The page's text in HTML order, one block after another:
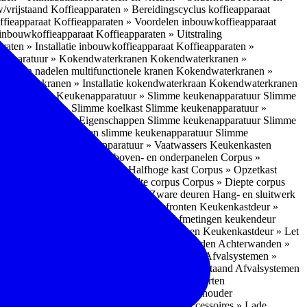
vrijstaand Koffieapparaten » Bereidingscyclus koffieapparaat
Koffieapparaten » Voordelen inbouwkoffieapparaat
Koffieapparaten » Uitstraling
» Installatie inbouwkoffieapparaat Koffieapparaten »
» Kokendwaterkranen Kokendwaterkranen »
en nadelen multifunctionele kranen Kokendwaterkranen »
» Installatie kokendwaterkraan Kokendwaterkranen
» OvensKeukenapparatuur » Slimme keukenapparatuur Slimme
» Slimme koelkast Slimme keukenapparatuur »
» Eigenschappen Slimme keukenapparatuur Slimme
» Nadelen slimme keukenapparatuur Slimme
Keukenapparatuur » Vaatwassers Keukenkasten
Corpus » Buitenkant zij-, boven- en onderpanelen Corpus »
Corpus » Halfhoge kast Corpus » Opzetkast
Corpus » Breedte corpus Corpus » Diepte corpus
Hang- en sluitwerk » Zware deuren Hang- en sluitwerk
» Soorten deur- en ladefronten Keukenkastdeur »
Keukenkastdeur » Afmetingen keukendeur
Keukenkastdeur » Deurgrepen Keukenkastdeur » Let
Achterwanden » Nadelen achterwanden Achterwanden »
Afvalsystemen »
Afvalsystemen » Vrijstaand Afvalsystemen
Inbouwaccessoires » Soorten
Inbouwaccessoires » Handdoekhouder